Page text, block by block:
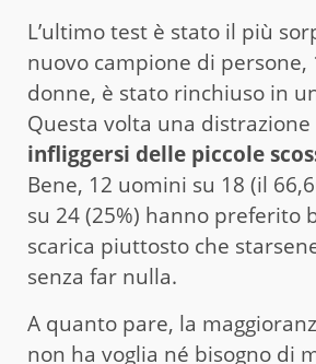
L’ultimo test è stato il più
nuovo campione di persone,
donne, è stato rinchiuso in
Questa volta una distrazione
infliggersi delle piccole
Bene, 12 uomini su 18 (il
su 24 (25%) hanno preferito
scarica piuttosto che
senza far nulla.
A quanto pare, la
non ha voglia né bisogno di